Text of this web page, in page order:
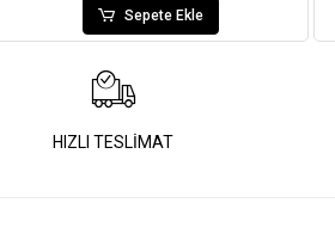
Sepete Ekle
HIZLI TESLİMAT